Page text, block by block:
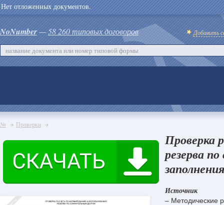
Нет отложенных документов.
NoNumber—58 260 типовых договоров Добавить
№ Проверки
Проверка
резерва
Источник
– Методические